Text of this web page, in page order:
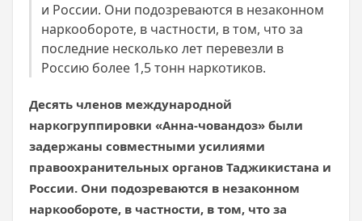
и России. Они подозреваются в незаконном
наркообороте, в частности, в том, что за
последние несколько лет перевезли в
Россию более 1,5 тонн наркотиков.
Десять членов международной
наркогруппировки «Анна-човандоз» были
задержаны совместными усилиями
правоохранительных органов Таджикистана и
России. Они подозреваются в незаконном
наркообороте, в частности, в том, что за